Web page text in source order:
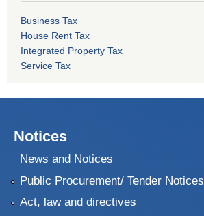
Business Tax
House Rent Tax
Integrated Property Tax
Service Tax
Notices
News and Notices
Public Procurement/ Tender Notices
Act, law and directives